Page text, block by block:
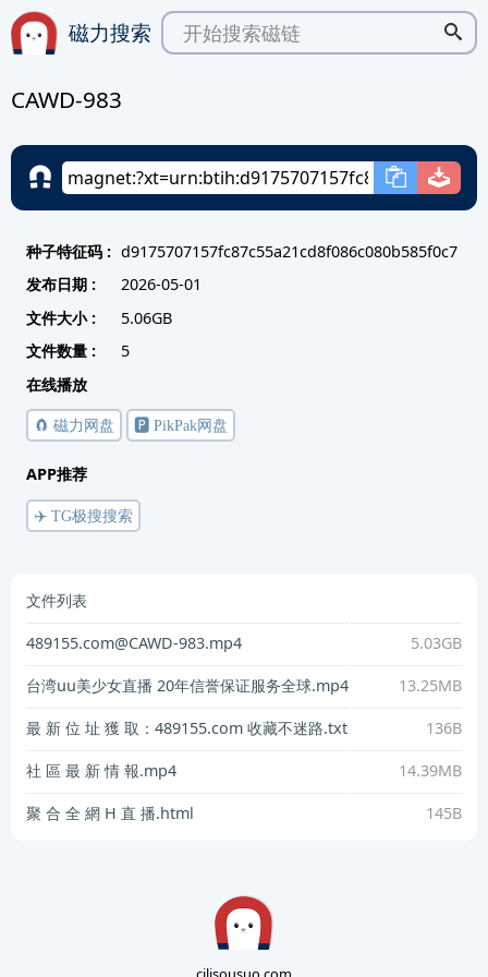
磁力搜索
CAWD-983
种子特征码 : d9175707157fc87c55a21cd8f086c080b585f0c7
发布日期 :
2026-05-01
文件大小 :
5.06GB
文件数量 :
5
在线播放
🧲 磁力网盘 🅿️ PikPak网盘
APP推荐
✈️ TG极搜搜索
文件列表
489155.com@CAWD-983.mp4 5.03GB
台湾uu美少女直播 20年信誉保证服务全球.mp4 13.25MB
最 新 位 址 獲 取：489155.com 收藏不迷路.txt 136B
社 區 最 新 情 報.mp4 14.39MB
聚 合 全 網 H 直 播.html 145B